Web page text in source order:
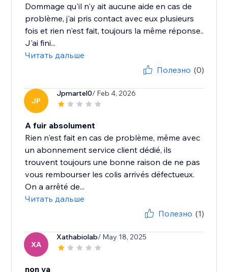
Dommage qu'il n'y ait aucune aide en cas de
problème, j'ai pris contact avec eux plusieurs
fois et rien n'est fait, toujours la même réponse..
J'ai fini...
Читать дальше
Полезно (0)
JP
Jpmartel0/ Feb 4, 2026
A fuir absolument
Rien n'est fait en cas de problème, même avec
un abonnement service client dédié, ils
trouvent toujours une bonne raison de ne pas
vous rembourser les colis arrivés défectueux.
On a arrêté de...
Читать дальше
Полезно (1)
XA
Xathabiolab/ May 18, 2025
non va